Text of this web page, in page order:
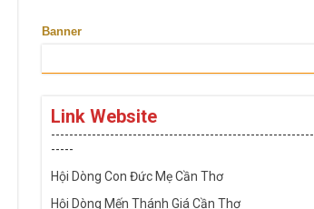
Banner
Link Website
----------------------------------------------------------
-----
Hội Dòng Con Đức Mẹ Cần Thơ
Hội Dòng Mến Thánh Giá Cần Thơ